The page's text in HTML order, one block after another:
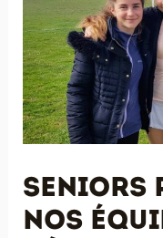
Seniors
nos